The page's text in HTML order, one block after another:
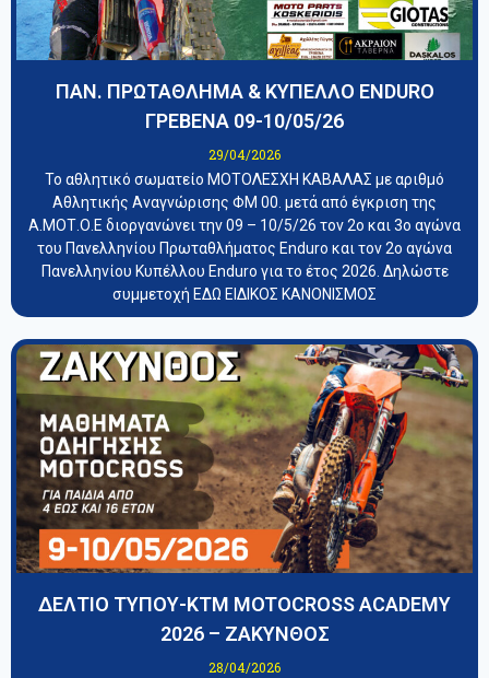
ΠΑΝ. ΠΡΩΤΑΘΛΗΜΑ & ΚΥΠΕΛΛΟ ENDURO
ΓΡΕΒΕΝΑ 09-10/05/26
29/04/2026
Το αθλητικό σωματείο ΜΟΤΟΛΕΣΧΗ ΚΑΒΑΛΑΣ με αριθμό
Αθλητικής Αναγνώρισης ΦΜ 00. μετά από έγκριση της
Α.ΜΟΤ.Ο.Ε διοργανώνει την 09 – 10/5/26 τον 2ο και 3ο αγώνα
του Πανελληνίου Πρωταθλήματος Enduro και τον 2ο αγώνα
Πανελληνίου Κυπέλλου Enduro για το έτος 2026. Δηλώστε
συμμετοχή ΕΔΩ ΕΙΔΙΚΟΣ ΚΑΝΟΝΙΣΜΟΣ
ΔΕΛΤΙΟ ΤΥΠΟΥ-KTM MOTOCROSS ACADEMY
2026 – ΖΑΚΥΝΘΟΣ
28/04/2026